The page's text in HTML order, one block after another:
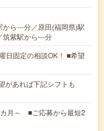
ら---分／原田(福岡県)駅
筑紫駅から---分
日固定の相談OK！ ■希望
があれば下記シフトも
カ月～ ■ご応募から最短2